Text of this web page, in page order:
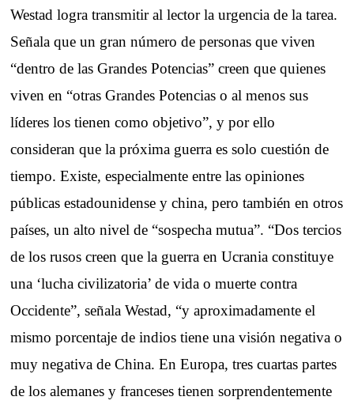
Westad logra transmitir al lector la urgencia de la tarea.
Señala que un gran número de personas que viven
“dentro de las Grandes Potencias” creen que quienes
viven en “otras Grandes Potencias o al menos sus
líderes los tienen como objetivo”, y por ello
consideran que la próxima guerra es solo cuestión de
tiempo. Existe, especialmente entre las opiniones
públicas estadounidense y china, pero también en otros
países, un alto nivel de “sospecha mutua”. “Dos tercios
de los rusos creen que la guerra en Ucrania constituye
una ‘lucha civilizatoria’ de vida o muerte contra
Occidente”, señala Westad, “y aproximadamente el
mismo porcentaje de indios tiene una visión negativa o
muy negativa de China. En Europa, tres cuartas partes
de los alemanes y franceses tienen sorprendentemente